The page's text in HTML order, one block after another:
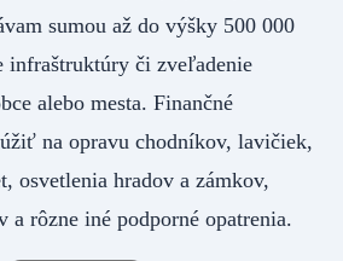
sumou až do výšky 500 000
infraštruktúry či zveľadenie
alebo mesta. Finančné
na opravu chodníkov, lavičiek,
osvetlenia hradov a zámkov,
a rôzne iné podporné opatrenia.